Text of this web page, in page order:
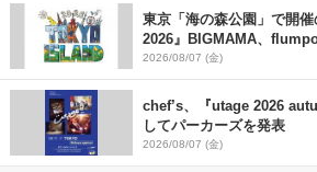
東京「海の森公園」で開
2026』BIGMAMA、
発表 ワークショップ・ア
2026/08/07 (金)
chef’s、『utage 2026
してパーカーズを発表
2026/08/07 (金)